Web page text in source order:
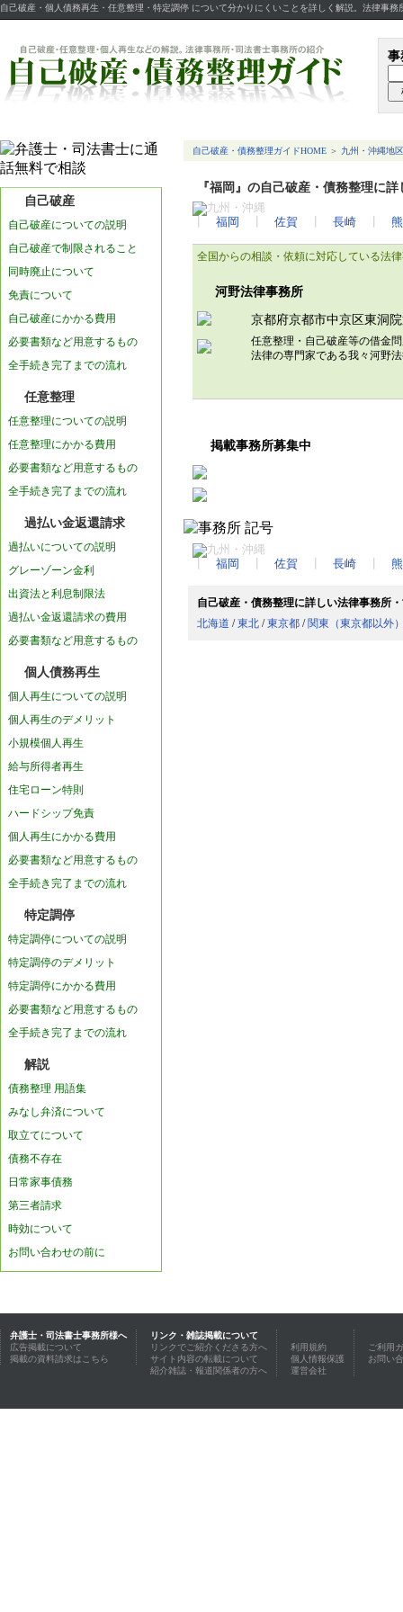
自己破産・個人債務再生・任意整理・特定調停 について分かりにくいことを詳しく解説。法律事務
事
自己破産
自己破産についての説明
自己破産で制限されること
同時廃止について
免責について
自己破産にかかる費用
必要書類など用意するもの
全手続き完了までの流れ
任意整理
任意整理についての説明
任意整理にかかる費用
必要書類など用意するもの
全手続き完了までの流れ
過払い金返還請求
過払いについての説明
グレーゾーン金利
出資法と利息制限法
過払い金返還請求の費用
必要書類など用意するもの
個人債務再生
個人再生についての説明
個人再生のデメリット
小規模個人再生
給与所得者再生
住宅ローン特則
ハードシップ免責
個人再生にかかる費用
必要書類など用意するもの
全手続き完了までの流れ
特定調停
特定調停についての説明
特定調停のデメリット
特定調停にかかる費用
必要書類など用意するもの
全手続き完了までの流れ
解説
債務整理 用語集
みなし弁済について
取立てについて
債務不存在
日常家事債務
第三者請求
時効について
お問い合わせの前に
自己破産・債務整理ガイドHOME ＞ 九州・沖縄地区
『福岡』の自己破産・債務整理に
福岡 佐賀 長崎
全国からの相談・依頼に対応している法
河野法律事務所
京都府京都市中京区東洞
任意整理・自己破産等の借金
法律の専門家である我々河野
掲載事務所募集中
福岡 佐賀 長崎
自己破産・債務整理に詳しい法律事務所
北海道 /東北 /東京都 / 関東（東京都以外
弁護士・司法書士事務所様へ
広告掲載について
掲載の資料請求はこちら
リンク・雑誌掲載について
リンクでご紹介くださる方へ
サイト内容の転載について
紹介雑誌・報道関係者の方へ
利用規約
個人情報保護
運営会社
ご利用
お問い